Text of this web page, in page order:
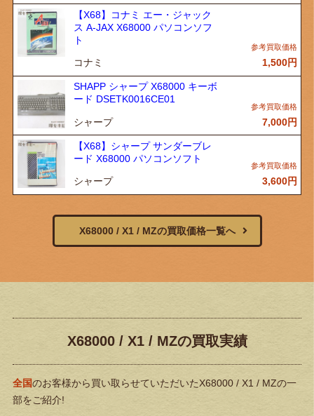
【X68】コナミ エー・ジャック
ス A-JAX X68000 パソコンソフ
ト
コナミ 1,500円
SHAPP シャープ X68000 キーボ
ード DSETK0016CE01
シャープ 7,000円
【X68】シャープ サンダーブレ
ード X68000 パソコンソフト
シャープ 3,600円
X68000 / X1 / MZの買取価格一覧へ
X68000 / X1 / MZの買取実績
全国のお客様から買い取らせていただいたX68000 / X1 / MZの一
部をご紹介!